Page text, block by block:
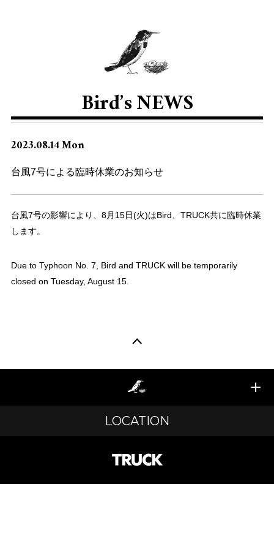
Bird’s NEWS
2023.08.14 Mon
台風7号による臨時休業のお知らせ
台風7号の影響により、8月15日(火)はBird、TRUCK共に臨時休業
します。
Due to Typhoon No. 7, Bird and TRUCK will be temporarily
closed on Tuesday, August 15.
LOCATION